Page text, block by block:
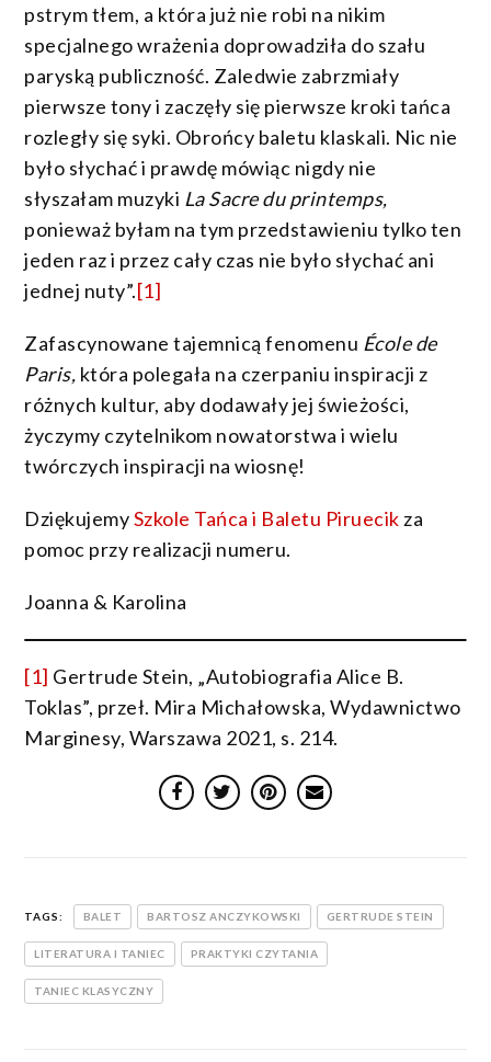
pstrym tłem, a która już nie robi na nikim
specjalnego wrażenia doprowadziła do szału
paryską publiczność. Zaledwie zabrzmiały
pierwsze tony i zaczęły się pierwsze kroki tańca
rozległy się syki. Obrońcy baletu klaskali. Nic nie
było słychać i prawdę mówiąc nigdy nie
słyszałam muzyki La Sacre du printemps,
ponieważ byłam na tym przedstawieniu tylko ten
jeden raz i przez cały czas nie było słychać ani
jednej nuty”.[1]
Zafascynowane tajemnicą fenomenu École de
Paris, która polegała na czerpaniu inspiracji z
różnych kultur, aby dodawały jej świeżości,
życzymy czytelnikom nowatorstwa i wielu
twórczych inspiracji na wiosnę!
DziękujemySzkole Tańca i Baletu Piruecik za
pomoc przy realizacji numeru.
Joanna & Karolina
[1] Gertrude Stein, „Autobiografia Alice B.
Toklas”, przeł. Mira Michałowska, Wydawnictwo
Marginesy, Warszawa 2021, s. 214.
TAGS: BALET BARTOSZ ANCZYKOWSKI GERTRUDE STEIN
LITERATURA I TANIEC PRAKTYKI CZYTANIA
TANIEC KLASYCZNY